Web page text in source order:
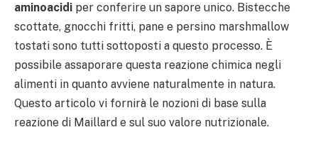
aminoacidi per conferire un sapore unico. Bistecche
scottate, gnocchi fritti, pane e persino marshmallow
tostati sono tutti sottoposti a questo processo. È
possibile assaporare questa reazione chimica negli
alimenti in quanto avviene naturalmente in natura.
Questo articolo vi fornirà le nozioni di base sulla
reazione di Maillard e sul suo valore nutrizionale.